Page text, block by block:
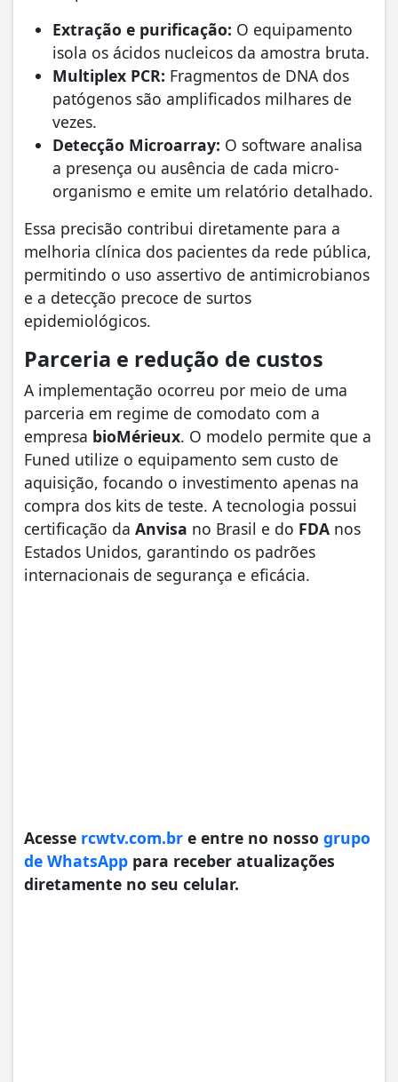
Extração e purificação: O equipamento
isola os ácidos nucleicos da amostra bruta.
Multiplex PCR: Fragmentos de DNA dos
patógenos são amplificados milhares de
vezes.
Detecção Microarray: O software analisa
a presença ou ausência de cada micro-
organismo e emite um relatório detalhado.
​Essa precisão contribui diretamente para a
melhoria clínica dos pacientes da rede pública,
permitindo o uso assertivo de antimicrobianos
e a detecção precoce de surtos
epidemiológicos.
Parceria e redução de custos
​A implementação ocorreu por meio de uma
parceria em regime de comodato com a
empresa bioMérieux. O modelo permite que a
Funed utilize o equipamento sem custo de
aquisição, focando o investimento apenas na
compra dos kits de teste. A tecnologia possui
certificação da Anvisa no Brasil e do FDA nos
Estados Unidos, garantindo os padrões
internacionais de segurança e eficácia.
Acesse rcwtv.com.br e entre no nosso grupo
de WhatsApp para receber atualizações
diretamente no seu celular.